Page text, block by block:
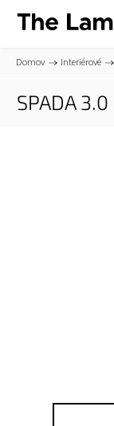
Domov / Interiérové /
SPADA 3.0